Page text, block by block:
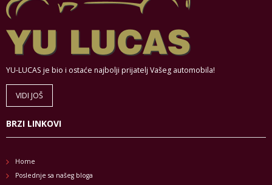
YU-LUCAS je bio i ostaće najbolji prijatelj Vašeg automobila!
VIDI JOŠ
BRZI LINKOVI
Home
Poslednje sa našeg bloga